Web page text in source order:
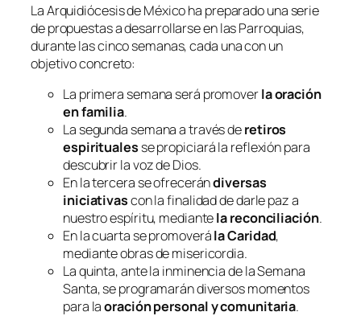
La Arquidiócesis de México ha preparado una serie
de propuestas a desarrollarse en las Parroquias,
durante las cinco semanas, cada una con un
objetivo concreto:
La primera semana será promoverla oración
en familia.
La segunda semana a través deretiros
espirituales se propiciará la reflexión para
descubrir la voz de Dios.
En la tercera se ofrecerándiversas
iniciativascon la finalidad de darle paz a
nuestro espíritu, mediantela reconciliación.
En la cuarta se promoverála Caridad,
mediante obras de misericordia.
La quinta, ante la inminencia de la Semana
Santa, se programarán diversos momentos
para laoración personal y comunitaria.